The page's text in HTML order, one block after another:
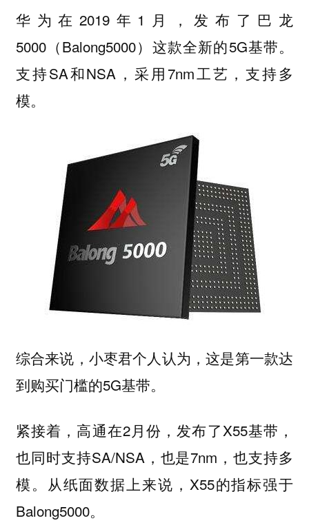
华为在2019年1月，发布了巴龙
5000（Balong5000）这款全新的5G基带。
支持SA和NSA，采用7nm工艺，支持多
模。
综合来说，小枣君个人认为，这是第一款达
到购买门槛的5G基带。
紧接着，高通在2月份，发布了X55基带，
也同时支持SA/NSA，也是7nm，也支持多
模。从纸面数据上来说，X55的指标强于
Balong5000。